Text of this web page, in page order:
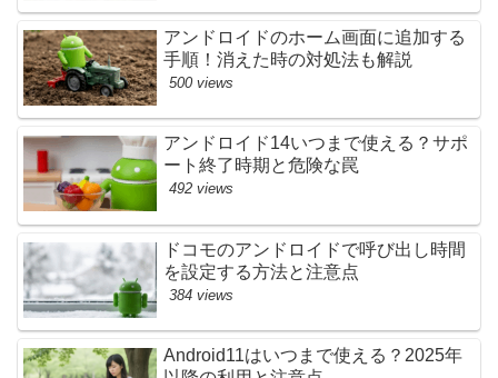
アンドロイドのホーム画面に追加する
手順！消えた時の対処法も解説
500 views
アンドロイド14いつまで使える？サポ
ート終了時期と危険な罠
492 views
ドコモのアンドロイドで呼び出し時間
を設定する方法と注意点
384 views
Android11はいつまで使える？2025年